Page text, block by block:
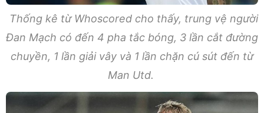
Thống kê từ Whoscored cho thấy, trung vệ người
Đan Mạch có đến 4 pha tắc bóng, 3 lần cắt đường
chuyền, 1 lần giải vây và 1 lần chặn cú sút đến từ
Man Utd.